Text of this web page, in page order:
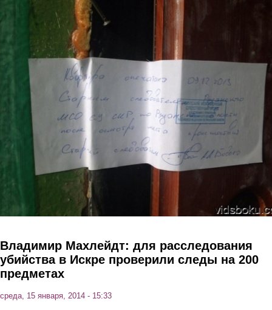
Перейти к основному содержанию
Владимир Махлейдт: для расследования
убийства в Искре проверили следы на 200
предметах
среда, 15 января, 2014 - 15:33